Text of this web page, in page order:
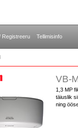
Registreeru Tellimisinfo
VB-
1,3 MP
täiuslik
ning